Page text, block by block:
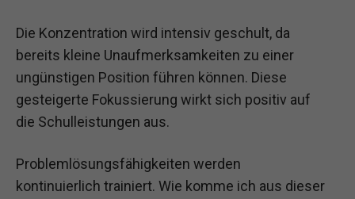
Die Konzentration wird intensiv geschult, da
bereits kleine Unaufmerksamkeiten zu einer
ungünstigen Position führen können. Diese
gesteigerte Fokussierung wirkt sich positiv auf
die Schulleistungen aus.
Problemlösungsfähigkeiten werden
kontinuierlich trainiert. Wie komme ich aus dieser